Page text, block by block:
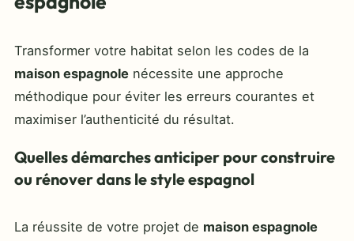
Transformer votre habitat selon les codes de la
maison espagnole nécessite une approche
méthodique pour éviter les erreurs courantes et
maximiser l’authenticité du résultat.
Quelles démarches anticiper pour construire
ou rénover dans le style espagnol
La réussite de votre projet de maison espagnole